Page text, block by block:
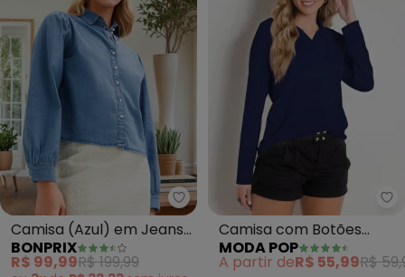
bonprix - Camisa (Azul) em
Camisa (Azul) em Jeans
Leve
BONPRIX
R$ 99,99R$ 199,99
Camisa com Botões
(Marinho)
MODA POP
A partir deR$ 55,99R$